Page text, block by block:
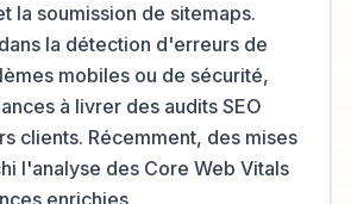
la soumission de sitemaps.
la détection d'erreurs de
mobiles ou de sécurité,
à livrer des audits SEO
clients. Récemment, des mises
l'analyse des Core Web Vitals
enrichies.